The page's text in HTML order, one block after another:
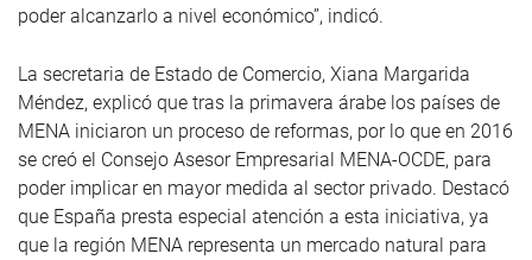
poder alcanzarlo a nivel económico”, indicó.
La secretaria de Estado de Comercio, Xiana Margarida
Méndez, explicó que tras la primavera árabe los países de
MENA iniciaron un proceso de reformas, por lo que en 2016
se creó el Consejo Asesor Empresarial MENA-OCDE, para
poder implicar en mayor medida al sector privado. Destacó
que España presta especial atención a esta iniciativa, ya
que la región MENA representa un mercado natural para